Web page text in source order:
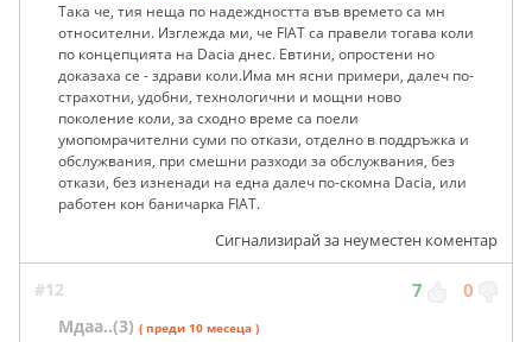
Така че, тия неща по надеждността във времето са мн
относителни. Изглежда ми, че FIAT са правели тогава коли
по концепцията на Dacia днес. Евтини, опростени но
доказаха се - здрави коли.Има мн ясни примери, далеч по-
страхотни, удобни, технологични и мощни ново
поколение коли, за сходно време са поели
умопомрачителни суми по откази, отделно в поддръжка и
обслужвания, при смешни разходи за обслужвания, без
откази, без изненади на една далеч по-скомна Dacia, или
работен кон баничарка FIAT.
Сигнализирай за неуместен коментар
#12 7 0
Мдаа..(3) ( преди 10 месеца )